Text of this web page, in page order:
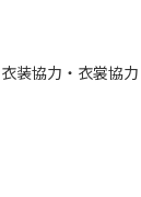
装協力・衣裳協